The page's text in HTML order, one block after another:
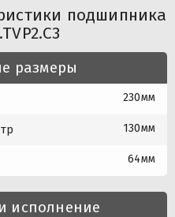
подшипника
размеры
230мм
130мм
64мм
исполнение